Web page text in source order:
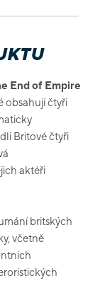
End of Empire
obsahují čtyři
Britové čtyři
aktéři
britských
včetně